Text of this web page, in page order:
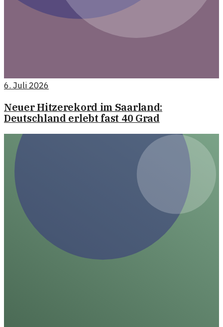
6. Juli 2026
Neuer Hitzerekord im Saarland:
Deutschland erlebt fast 40 Grad